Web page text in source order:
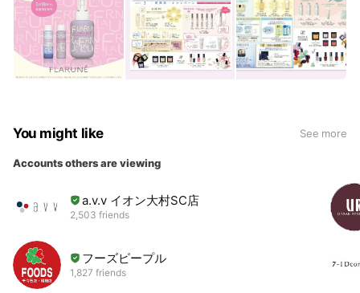
You might like See more
Accounts others are viewing
a.v.v イオン大村SC店
2,503 friends
フーズピープル
1,827 friends